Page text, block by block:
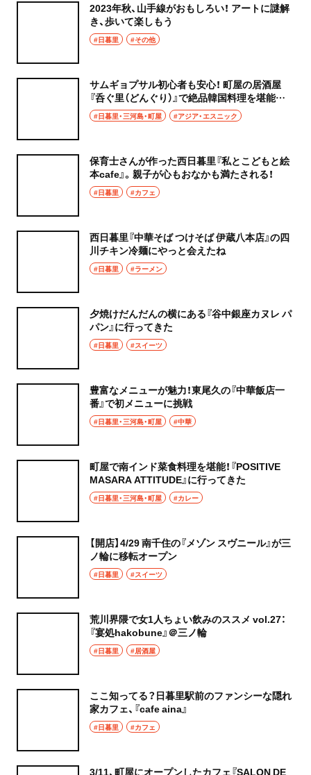
2023年秋、山手線がおもしろい！ アートに謎解
き、歩いて楽しもう
#日暮里 #その他
サムギョプサル初心者も安心！ 町屋の居酒屋
『呑ぐ里（どんぐり）』で絶品韓国料理を堪能す
る#日暮里・三河島・町屋 #アジア・エスニック
保育士さんが作った西日暮里『私とこどもと絵
本cafe』。親子が心もおなかも満たされる！
#日暮里 #カフェ
西日暮里『中華そば つけそば 伊蔵八本店』の四
川チキン冷麺にやっと会えたね
#日暮里 #ラーメン
夕焼けだんだんの横にある『谷中銀座カヌレ パ
パン』に行ってきた
#日暮里 #スイーツ
豊富なメニューが魅力！東尾久の『中華飯店一
番』で初メニューに挑戦
#日暮里・三河島・町屋 #中華
町屋で南インド菜食料理を堪能！『POSITIVE
MASARA ATTITUDE』に行ってきた
#日暮里・三河島・町屋 #カレー
【開店】4/29 南千住の『メゾン スヴニール』が三
ノ輪に移転オープン
#日暮里 #スイーツ
荒川界隈で女1人ちょい飲みのススメ vol.27：
『宴処hakobune』＠三ノ輪
#日暮里 #居酒屋
ここ知ってる？日暮里駅前のファンシーな隠れ
家カフェ、『cafe aina』
#日暮里 #カフェ
3/11、町屋にオープンしたカフェ『SALON DE